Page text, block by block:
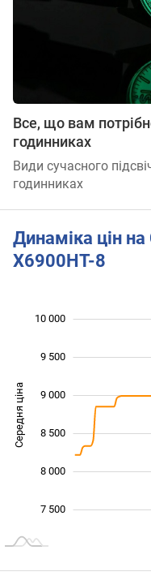
Все, що вам
годинниках
Види сучасного
годинниках
Динаміка цін
X6900HT-8
Середня ціна
7 500
8 000
8 500
9 000
9 500
10 000